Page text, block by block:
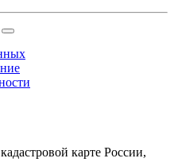
карте России,